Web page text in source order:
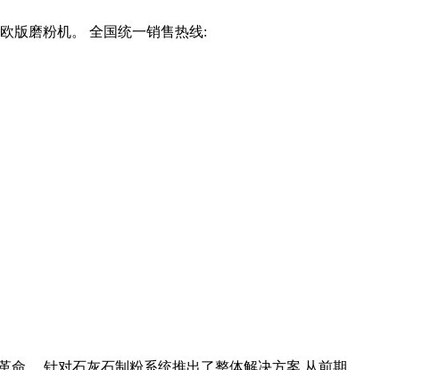
版磨粉机。 全国统一销售热线:
。 针对石灰石制粉系统推出了整体解决方案,从前期 .